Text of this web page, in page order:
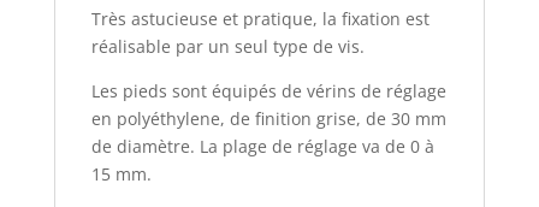
Très astucieuse et pratique, la fixation est
réalisable par un seul type de vis.
Les pieds sont équipés de vérins de réglage
en polyéthylene, de finition grise, de 30 mm
de diamètre. La plage de réglage va de 0 à
15 mm.